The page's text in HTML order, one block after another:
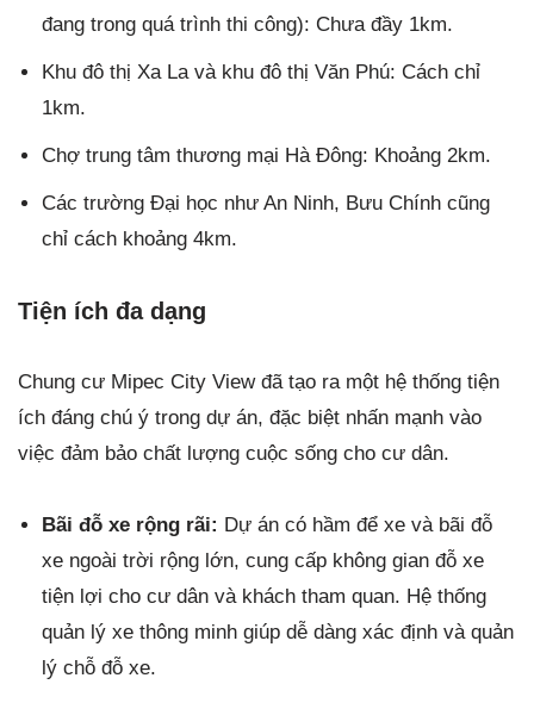
đang trong quá trình thi công): Chưa đầy 1km.
Khu đô thị Xa La và khu đô thị Văn Phú: Cách chỉ
1km.
Chợ trung tâm thương mại Hà Đông: Khoảng 2km.
Các trường Đại học như An Ninh, Bưu Chính cũng
chỉ cách khoảng 4km.
Tiện ích đa dạng
Chung cư Mipec City View đã tạo ra một hệ thống tiện
ích đáng chú ý trong dự án, đặc biệt nhấn mạnh vào
việc đảm bảo chất lượng cuộc sống cho cư dân.
Bãi đỗ xe rộng rãi: Dự án có hầm để xe và bãi đỗ
xe ngoài trời rộng lớn, cung cấp không gian đỗ xe
tiện lợi cho cư dân và khách tham quan. Hệ thống
quản lý xe thông minh giúp dễ dàng xác định và quản
lý chỗ đỗ xe.